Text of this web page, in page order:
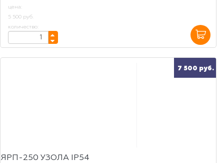
цена:
5 500 руб.
количество:
7 500 руб.
ЯРП-250 УЗОЛА IP54